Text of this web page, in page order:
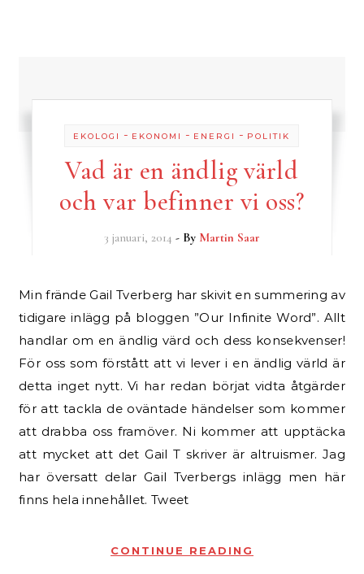
EKOLOGI - EKONOMI - ENERGI - POLITIK
Vad är en ändlig värld
och var befinner vi oss?
3 januari, 2014 - By Martin Saar
Min frände Gail Tverberg har skivit en summering av
tidigare inlägg på bloggen ”Our Infinite Word”. Allt
handlar om en ändlig värd och dess konsekvenser!
För oss som förstått att vi lever i en ändlig värld är
detta inget nytt. Vi har redan börjat vidta åtgärder
för att tackla de oväntade händelser som kommer
att drabba oss framöver. Ni kommer att upptäcka
att mycket att det Gail T skriver är altruismer. Jag
har översatt delar Gail Tverbergs inlägg men här
finns hela innehållet. Tweet
CONTINUE READING